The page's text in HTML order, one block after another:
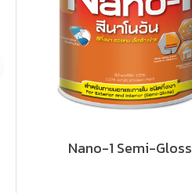
Nano-1 Semi-Gloss